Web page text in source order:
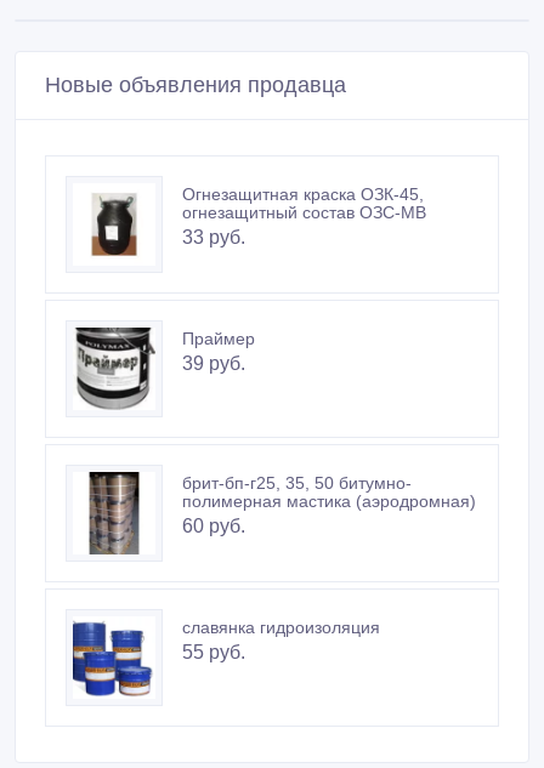
Новые объявления продавца
Огнезащитная краска ОЗК-45,
огнезащитный состав ОЗС-МВ
33 руб.
Праймер
39 руб.
брит-бп-г25, 35, 50 битумно-
полимерная мастика (аэродромная)
60 руб.
славянка гидроизоляция
55 руб.